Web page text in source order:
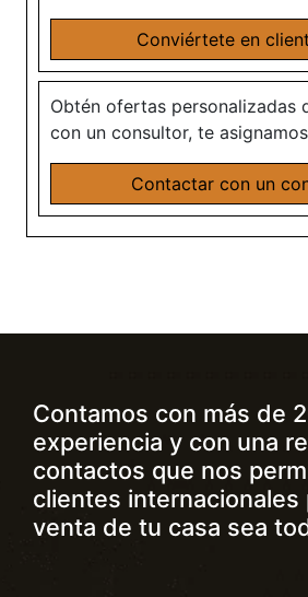
Conviértete en
Obtén ofertas personalizadas
con un consultor, te
Contactar con un
Contamos con más de
experiencia y con una
contactos que nos
clientes internacionales
venta de tu casa sea